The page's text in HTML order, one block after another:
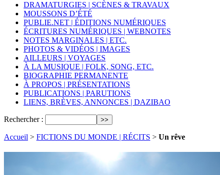
DRAMATURGIES | SCÈNES & TRAVAUX
MOUSSONS D’ÉTÉ
PUBLIE.NET | ÉDITIONS NUMÉRIQUES
ÉCRITURES NUMÉRIQUES | WEBNOTES
NOTES MARGINALES | ETC.
PHOTOS & VIDÉOS | IMAGES
AILLEURS | VOYAGES
À LA MUSIQUE | FOLK, SONG, ETC.
BIOGRAPHIE PERMANENTE
À PROPOS | PRÉSENTATIONS
PUBLICATIONS | PARUTIONS
LIENS, BRÈVES, ANNONCES | DAZIBAO
Rechercher :
Accueil > FICTIONS DU MONDE | RÉCITS > Un rêve